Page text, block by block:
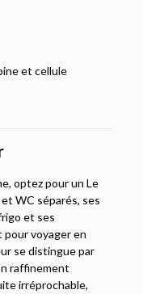
et cellule
optez pour un Le
WC séparés, ses
et ses
voyager en
se distingue par
raffinement
irréprochable,